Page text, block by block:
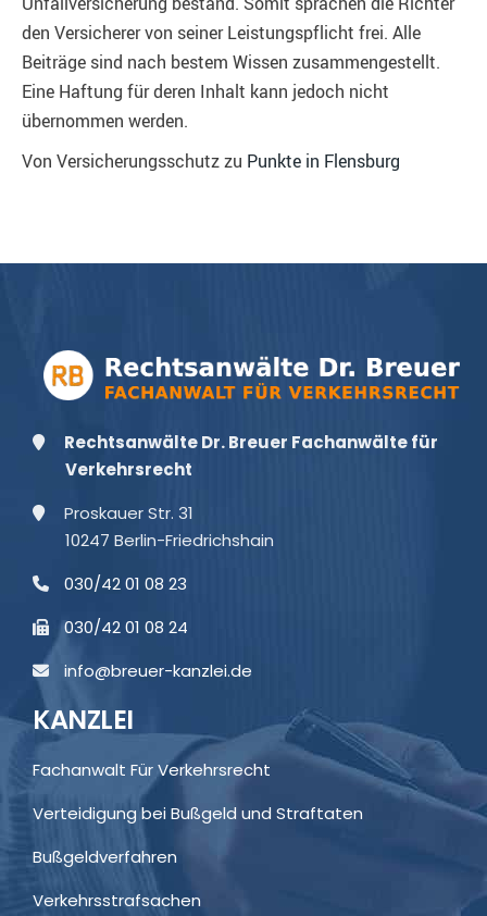
den Versicherer von seiner Leistungspflicht frei. Alle
Beiträge sind nach bestem Wissen zusammengestellt.
Eine Haftung für deren Inhalt kann jedoch nicht
übernommen werden.
Von Versicherungsschutz zu Punkte in Flensburg
Rechtsanwälte Dr. Breuer Fachanwälte für
Verkehrsrecht
Proskauer Str. 31
10247 Berlin-Friedrichshain
030/42 01 08 23
030/42 01 08 24
info@breuer-kanzlei.de
KANZLEI
Fachanwalt Für Verkehrsrecht
Verteidigung bei Bußgeld und Straftaten
Bußgeldverfahren
Verkehrsstrafsachen